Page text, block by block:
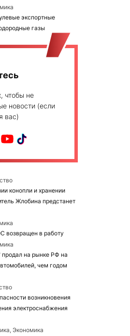
экспортные
газы
чтобы не
новости (если
вас)
конопли и хранении
Жлобина предстанет
возвращен в работу
на рынке РФ на
чем годом
возникновения
электроснабжения
Экономика